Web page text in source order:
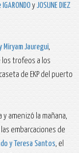
IGARONDOy JOSUNE DIEZ
Miryam Jauregui,
los trofeos a los
de EKP del puerto
amenizó la mañana,
embarcaciones de
y Teresa Santos, el